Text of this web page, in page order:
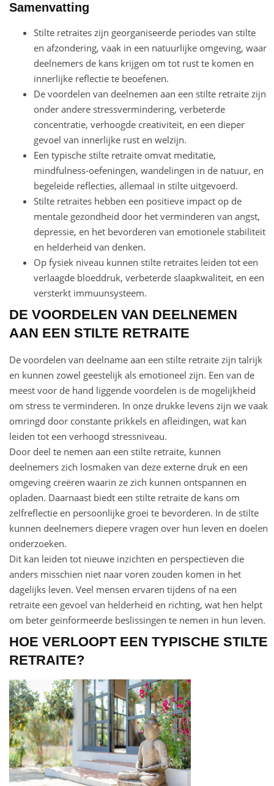
Samenvatting
Stilte retraites zijn georganiseerde periodes van stilte
en afzondering, vaak in een natuurlijke omgeving, waar
deelnemers de kans krijgen om tot rust te komen en
innerlijke reflectie te beoefenen.
De voordelen van deelnemen aan een stilte retraite zijn
onder andere stressvermindering, verbeterde
concentratie, verhoogde creativiteit, en een dieper
gevoel van innerlijke rust en welzijn.
Een typische stilte retraite omvat meditatie,
mindfulness-oefeningen, wandelingen in de natuur, en
begeleide reflecties, allemaal in stilte uitgevoerd.
Stilte retraites hebben een positieve impact op de
mentale gezondheid door het verminderen van angst,
depressie, en het bevorderen van emotionele stabiliteit
en helderheid van denken.
Op fysiek niveau kunnen stilte retraites leiden tot een
verlaagde bloeddruk, verbeterde slaapkwaliteit, en een
versterkt immuunsysteem.
DE VOORDELEN VAN DEELNEMEN
AAN EEN STILTE RETRAITE
De voordelen van deelname aan een stilte retraite zijn talrijk
en kunnen zowel geestelijk als emotioneel zijn. Een van de
meest voor de hand liggende voordelen is de mogelijkheid
om stress te verminderen. In onze drukke levens zijn we vaak
omringd door constante prikkels en afleidingen, wat kan
leiden tot een verhoogd stressniveau.
Door deel te nemen aan een stilte retraite, kunnen
deelnemers zich losmaken van deze externe druk en een
omgeving creëren waarin ze zich kunnen ontspannen en
opladen. Daarnaast biedt een stilte retraite de kans om
zelfreflectie en persoonlijke groei te bevorderen. In de stilte
kunnen deelnemers diepere vragen over hun leven en doelen
onderzoeken.
Dit kan leiden tot nieuwe inzichten en perspectieven die
anders misschien niet naar voren zouden komen in het
dagelijks leven. Veel mensen ervaren tijdens of na een
retraite een gevoel van helderheid en richting, wat hen helpt
om beter geïnformeerde beslissingen te nemen in hun leven.
HOE VERLOOPT EEN TYPISCHE STILTE
RETRAITE?